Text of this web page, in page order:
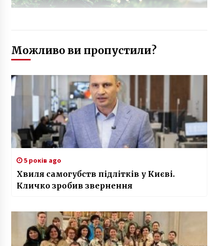
Можливо ви пропустили?
5 років ago
Хвиля самогубств підлітків у Києві.
Кличко зробив звернення